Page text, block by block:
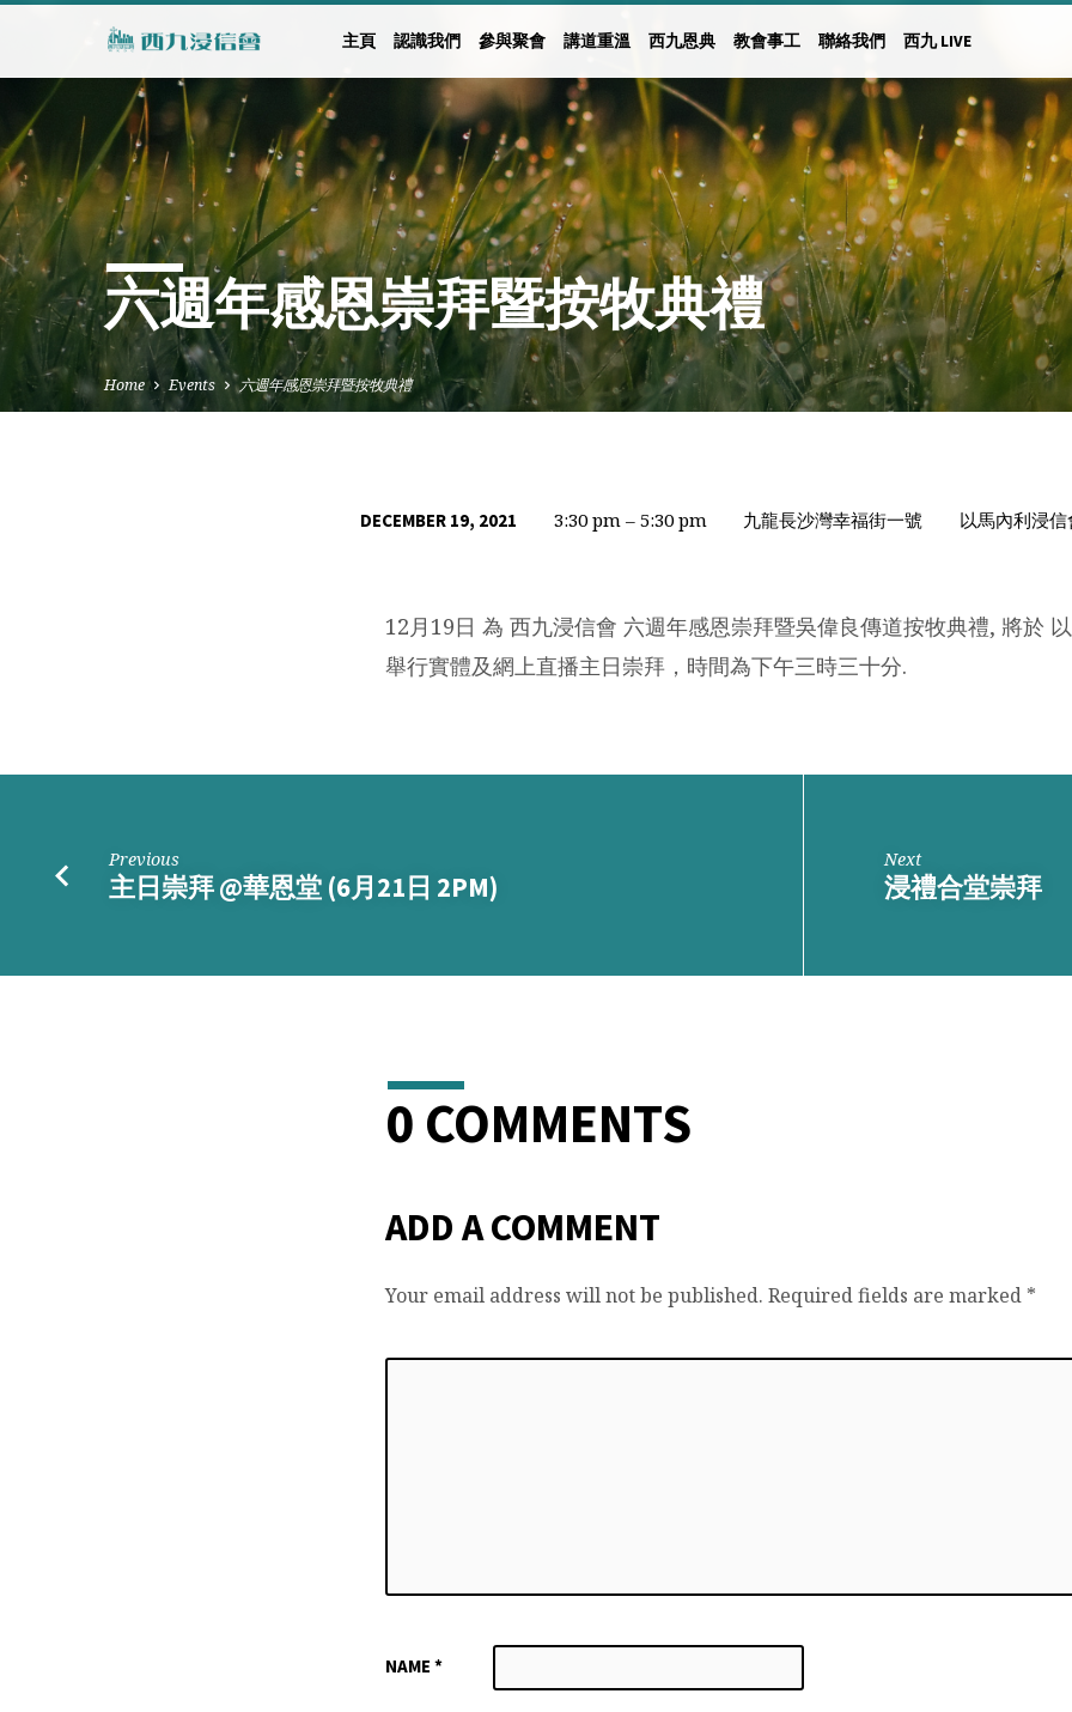
主頁 認識我們 參與聚會 講道重溫 西九恩典 教會事工 聯絡我們 西九 LIVE
六週年感恩崇拜暨按牧典禮
Home Events 六週年感恩崇拜暨按牧典禮
暨
DECEMBER 19, 2021 3:30 pm – 5:30 pm 九龍長沙灣幸福街一號 以馬內利浸信
12月19日 為 西九浸信會 六週年感恩崇拜暨吳偉良傳道按牧典禮, 將於
舉行實體及網上直播主日崇拜，時間為下午三時三十分.
Previous
主日崇拜 @華恩堂 (6月21日 2PM)
Next
浸禮合堂崇拜
0 COMMENTS
ADD A COMMENT
Your email address will not be published. Required fields are marked *
NAME *